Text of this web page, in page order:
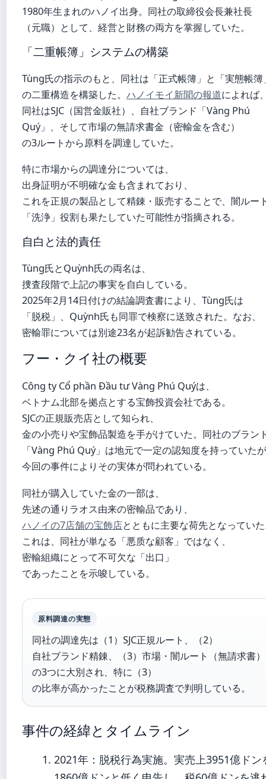
1980年生まれのハノイ出身。同社の取締役会長兼社長
（元職）として、経営と財務の両方を掌握していた。
「二重帳簿」システムの構築
Tùng氏の指示のもと、同社は「正式帳簿」と「実態帳簿
の二重構造を構築した。 ハノイモイ新聞の報道によれば
同社はSJC（国営金販社）、自社ブランド「Vàng Phú
Quý」、そして市場の無請求書金（密輸金を含む）
の3ルートから原料を調達していた。
特に市場からの調達分については、
出身証明が不明確な金も含まれており、
これを正規の製品として精錬・販売することで、闇ルー
「洗浄」役割も果たしていた可能性が指摘される。
自白と法的責任
Tùng氏とQuỳnh氏の両名は、
捜査段階で上記の事実を自白している。
2025年2月14日付けの結論調査書により、Tùng氏は
「脱税」、Quỳnh氏も同罪で検察に送致された。なお、
密輸罪については別途23名が起訴勧告されている。
フー・クイ社の概要
Công ty Cổ phần Đầu tư Vàng Phú Quýは、
ベトナム北部を拠点とする宝飾投資会社である。
SJCの正規販売店として知られ、
金の小売りや宝飾品製造を手がけていた。同社のブラン
「Vàng Phú Quý」は地元で一定の認知度を持っていた
今回の事件によりその実体が問われている。
同社が購入していた金の一部は、
先述の通りラオス由来の密輸品であり、
ハノイの7店舗の宝飾店とともに主要な荷先となってい
これは、同社が単なる「悪质な顧客」ではなく、
密輸組織にとって不可欠な「出口」
であったことを示唆している。
原料調達の実態
同社の調達先は（1）SJC正規ルート、（2）
自社ブランド精錬、（3）市場・闇ルート（無請求書）
の3つに大別され、特に（3）
の比率が高かったことが税務調査で判明している。
事件の経緯とタイムライン
2021年 ：脱税行為実施。実売上3951億ドン